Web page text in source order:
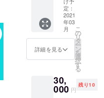
す。
②「学
校の先
生を助
いう想
いは私
のもの
ではな
ン (藍リ
ボン・
愛リボ
ン) 1
ロール
分 (10m
分) をリ
として
差し上
すけの
ブログ)
にて紹
介させ
て頂き
ます。
バー全
員で運
＋記事
執筆】
Teache
r Aide
共同代
表のじ
んぺー
行っ
て、イ
ンタ
定：
2021
年03
月
詳細を見る
こ
の
リ
タ
ー
ン
を
選
択
す
る
30,
000 円
残り10